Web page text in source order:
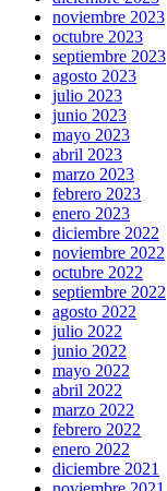
noviembre 2023
octubre 2023
septiembre 2023
agosto 2023
julio 2023
junio 2023
mayo 2023
abril 2023
marzo 2023
febrero 2023
enero 2023
diciembre 2022
noviembre 2022
octubre 2022
septiembre 2022
agosto 2022
julio 2022
junio 2022
mayo 2022
abril 2022
marzo 2022
febrero 2022
enero 2022
diciembre 2021